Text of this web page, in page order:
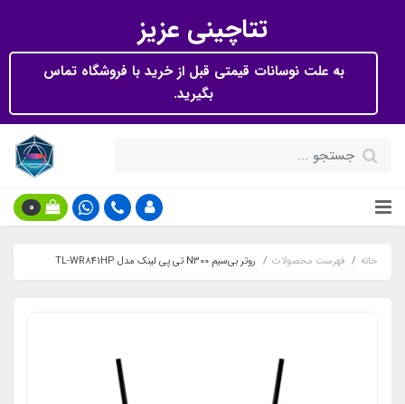
تتاچینی عزیز
به علت نوسانات قیمتی قبل از خرید با فروشگاه تماس
بگیرید.
0
خانه فهرست محصولات روتر بی‌سیم N300 تی پی لینک مدل TL-WR841HP